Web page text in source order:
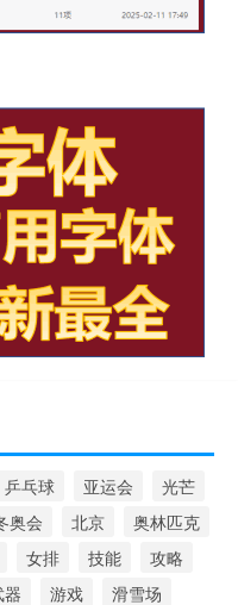
乒乓球 亚运会
光芒
奥会 北京
奥林匹克
女排 技能
攻略
器 游戏
滑雪场